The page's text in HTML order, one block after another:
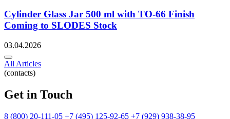
Cylinder Glass Jar 500 ml with TO-66 Finish
Coming to SLODES Stock
03.04.2026
All Articles
(contacts)
Get in Touch
8 (800) 20-111-05 +7 (495) 125-92-65 +7 (929) 938-38-95